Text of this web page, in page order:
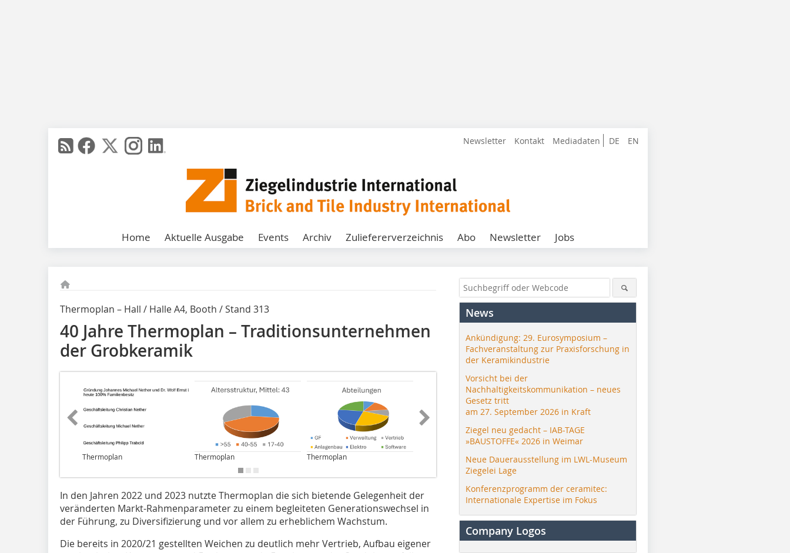
DE EN
Newsletter Kontakt Mediadaten
Home Aktuelle Ausgabe Events Archiv Zuliefererverzeichnis Abo Newsletter Jobs
Thermoplan – Hall / Halle A4, Booth / Stand 313
40 Jahre Thermoplan – Traditionsunternehmen
der Grobkeramik
Thermoplan Thermoplan Thermoplan Thermoplan
In den Jahren 2022 und 2023 nutzte Thermoplan die sich bietende Gelegenheit der
veränderten Markt-Rahmenparameter zu einem begleiteten Generationswechsel in
der Führung, zu Diversifizierung und vor allem zu erheblichem Wachstum.
Die bereits in 2020/21 gestellten Weichen zu deutlich mehr Vertrieb, Aufbau eigener
News
Ankündigung: 29. Eurosymposium –
Fachveranstaltung zur Praxisforschung in
der Keramikindustrie
Vorsicht bei der
Nachhaltigkeitskommunikation – neues
Gesetz tritt
am 27. September 2026 in Kraft
Ziegel neu gedacht – IAB-TAGE
»BAUSTOFFE« 2026 in Weimar
Neue Dauerausstellung im LWL-Museum
Ziegelei Lage
Konferenzprogramm der ceramitec:
Internationale Expertise im Fokus
Company Logos